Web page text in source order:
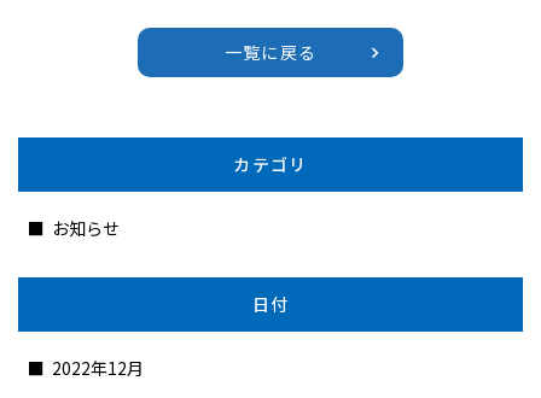
一覧に戻る
カテゴリ
お知らせ
日付
2022年12月